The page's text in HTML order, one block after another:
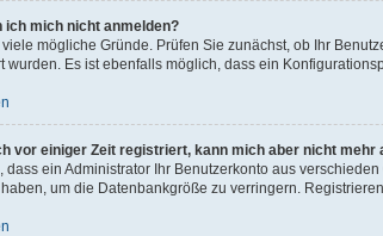
ich mich nicht anmelden?
mögliche Gründe. Prüfen Sie zunächst, ob Ihr
wurden. Es ist ebenfalls möglich, dass ein
vor einiger Zeit registriert, kann mich aber nicht mehr
dass ein Administrator Ihr Benutzerkonto aus
um die Datenbankgröße zu verringern.